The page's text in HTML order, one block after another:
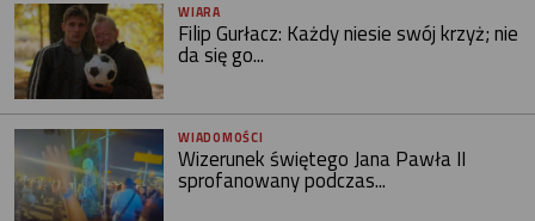
WIARA
Filip Gurłacz: Każdy niesie swój krzyż; nie
da się go...
WIADOMOŚCI
Wizerunek świętego Jana Pawła II
sprofanowany podczas...